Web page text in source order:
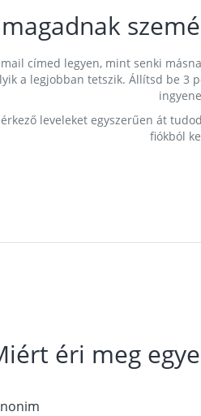
címed legyen, mint senki
a legjobban tetszik. Állítsd be
leveleket egyszerűen át
fiókból
éri meg